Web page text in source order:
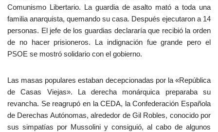
Comunismo Libertario. La guardia de asalto mató a toda una
familia anarquista, quemando su casa. Después ejecutaron a 14
personas. El jefe de los guardias declararía que recibió la orden
de no hacer prisioneros. La indignación fue grande pero el
PSOE se mostró solidario con el gobierno.
Las masas populares estaban decepcionadas por la «República
de Casas Viejas». La derecha monárquica preparaba su
revancha. Se reagrupó en la CEDA, la Confederación Española
de Derechas Autónomas, alrededor de Gil Robles, conocido por
sus simpatías por Mussolini y consiguió, al cabo de algunos